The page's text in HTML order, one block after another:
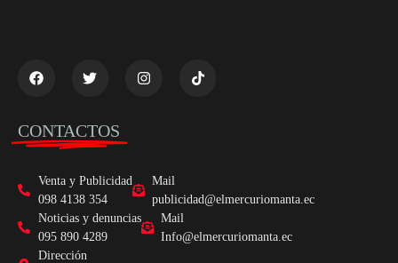
CONTACTOS
Venta y Publicidad
098 4138 354
Mail
publicidad@elmercuriomanta.ec
Noticias y denuncias
095 890 4289
Mail
Info@elmercuriomanta.ec
Dirección